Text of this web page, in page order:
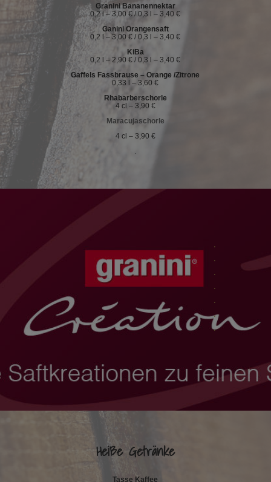
Granini Bananennektar
0,2 l – 3,00 € / 0,3 l – 3,40 €
Ganini Orangensaft
0,2 l – 3,00 € / 0,3 l – 3,40 €
KiBa
0,2 l – 2,90 € / 0,3 l – 3,40 €
Gaffels Fassbrause – Orange /Zitrone
0,33 l – 3,60 €
Rhabarberschorle
4 cl – 3,90 €
Maracujaschorle
4 cl – 3,90 €
.
.
.
.
.
.
.
.
Heiße Getränke
Tasse Kaffee